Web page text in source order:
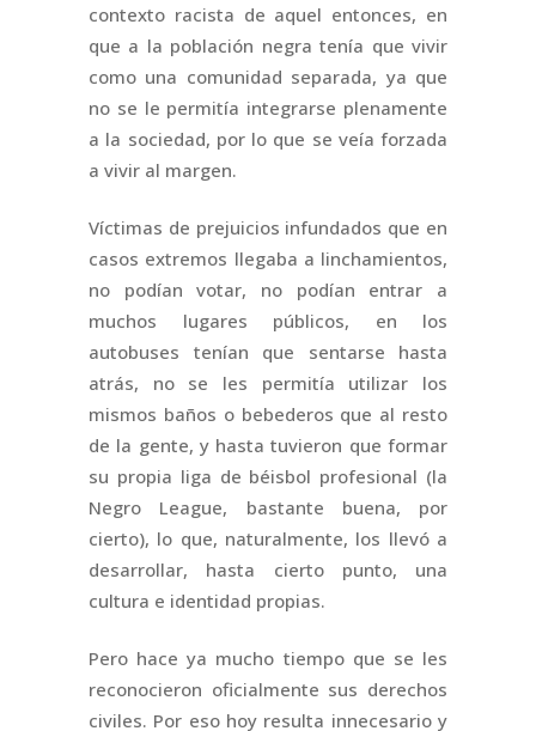
contexto racista de aquel entonces, en
que a la población negra tenía que vivir
como una comunidad separada, ya que
no se le permitía integrarse plenamente
a la sociedad, por lo que se veía forzada
a vivir al margen.
Víctimas de prejuicios infundados que en
casos extremos llegaba a linchamientos,
no podían votar, no podían entrar a
muchos lugares públicos, en los
autobuses tenían que sentarse hasta
atrás, no se les permitía utilizar los
mismos baños o bebederos que al resto
de la gente, y hasta tuvieron que formar
su propia liga de béisbol profesional (la
Negro League, bastante buena, por
cierto), lo que, naturalmente, los llevó a
desarrollar, hasta cierto punto, una
cultura e identidad propias.
Pero hace ya mucho tiempo que se les
reconocieron oficialmente sus derechos
civiles. Por eso hoy resulta innecesario y